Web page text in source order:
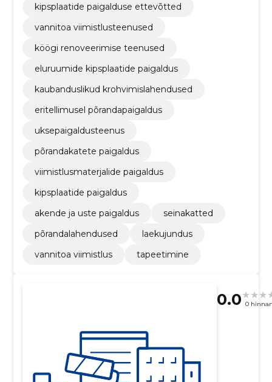
kipsplaatide paigalduse ettevõtted
vannitoa viimistlusteenused
köögi renoveerimise teenused
eluruumide kipsplaatide paigaldus
kaubanduslikud krohvimislahendused
eritellimusel põrandapaigaldus
uksepaigaldusteenus
põrandakatete paigaldus
viimistlusmaterjalide paigaldus
kipsplaatide paigaldus
akende ja uste paigaldus
seinakatted
põrandalahendused
laekujundus
vannitoa viimistlus
tapeetimine
0.0 0